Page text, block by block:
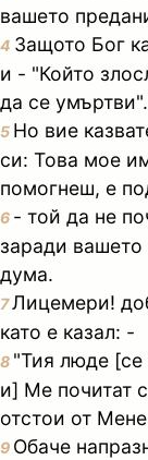
вашето
4 Защото Бог
и - "Който
да се умъртви".
5 Но вие
си: Това мое
помогнеш, е
6 - той да не
заради
дума.
7Лицемери!
като е казал: -
8 "Тия люде [се
и] Ме почитат
отстои от
9 Обаче